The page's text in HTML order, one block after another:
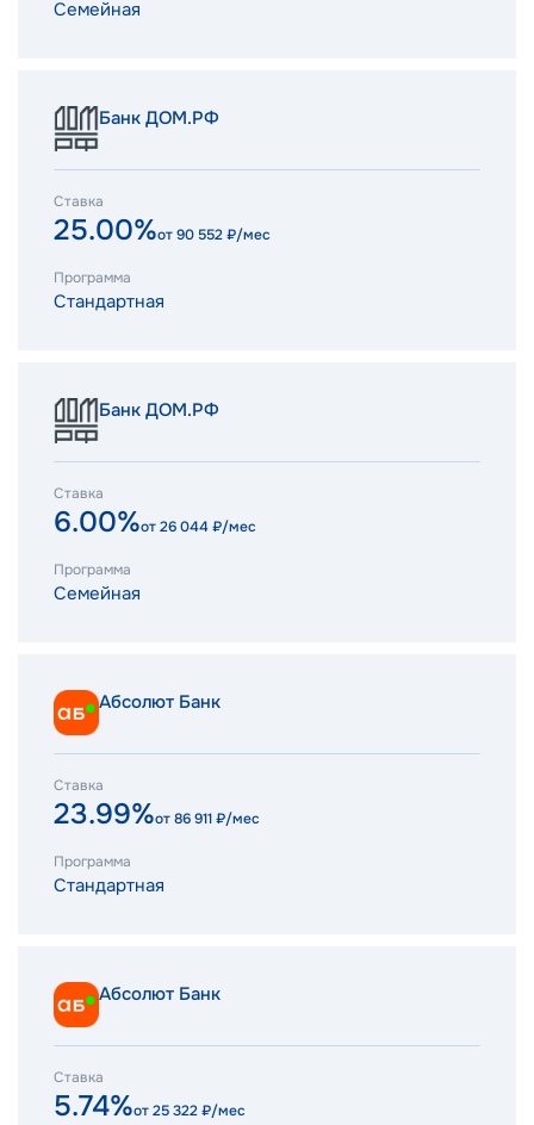
Семейная
Банк ДОМ.РФ
Ставка
25.00%от90 552₽/мес
Программа
Стандартная
Банк ДОМ.РФ
Ставка
6.00%от26 044₽/мес
Программа
Семейная
Абсолют Банк
Ставка
23.99%от86 911₽/мес
Программа
Стандартная
Абсолют Банк
Ставка
5.74%от25 322₽/мес